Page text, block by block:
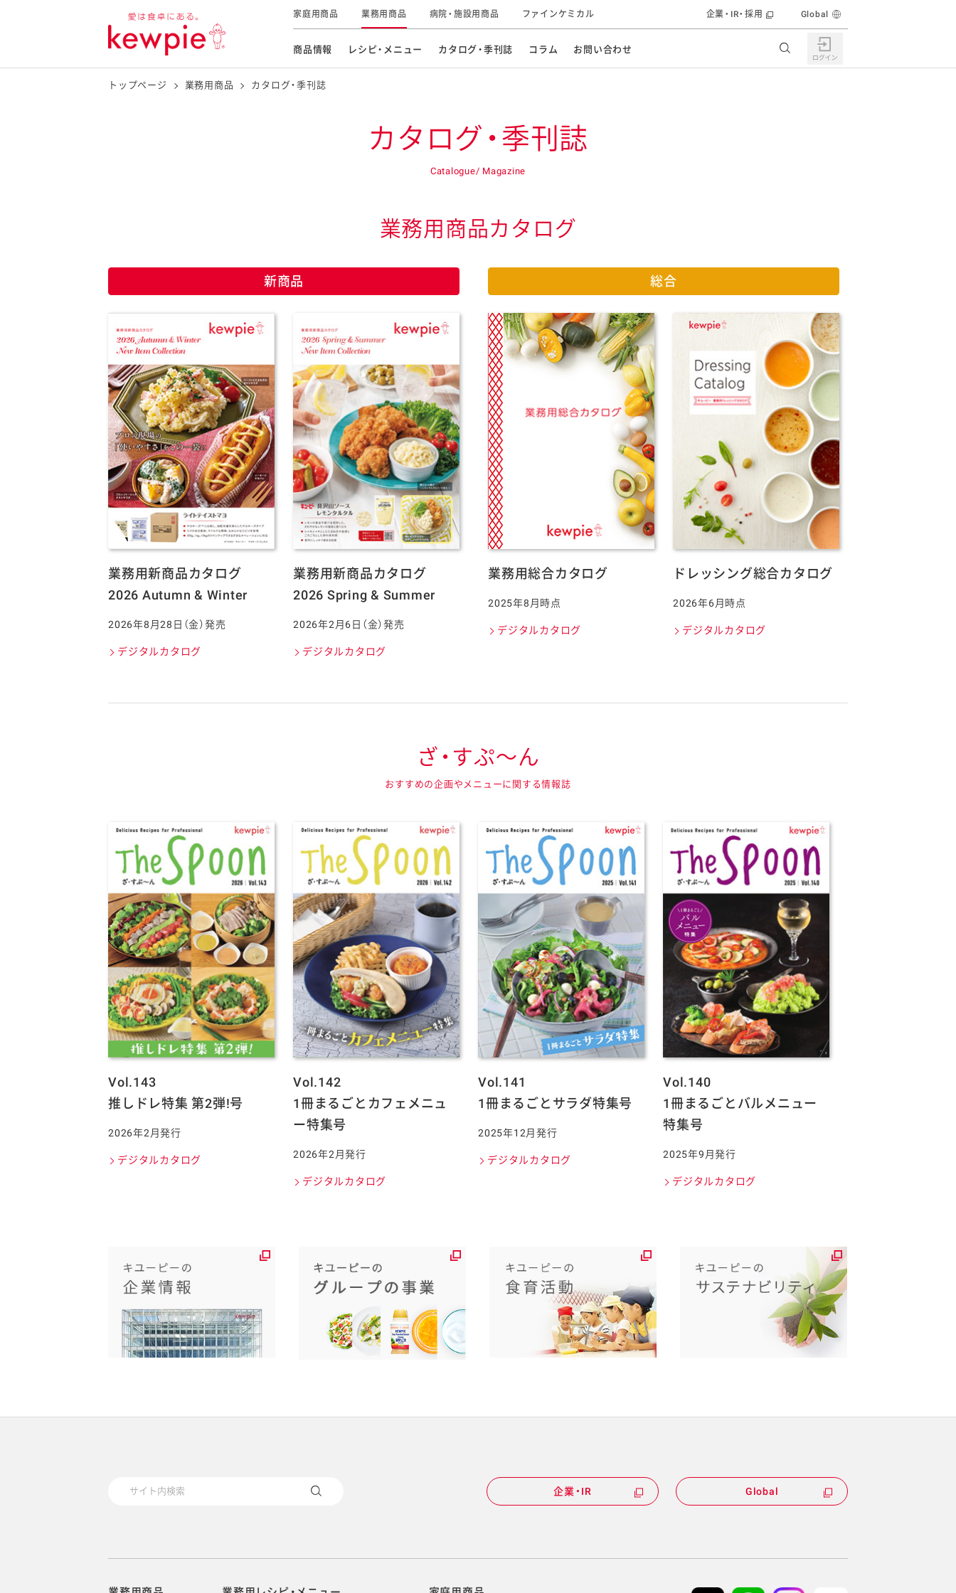
商品情報
おすすめ特集 商品紹介動画一覧
レシピ・メニュー
麺類 ドリンク
カタログ・季刊誌 コラム お問い合わせ
家庭用商品 業務用商品 病院・施設用商品 ファインケミカル 企業・IR・採用
サステナビリティ 研究開発 株主・投資家の皆様へ
採用情報
Global
カタログ・季刊誌
Catalogue/ Magazine
業務用商品カタログ
新商品
業務用新商品カタログ
2026 Autumn & Winter
2026年8月28日（金）発売
デジタルカタログ
業務用新商品カタログ
2026 Spring & Summer
2026年2月6日（金）発売
デジタルカタログ
総合
業務用総合カタログ
2025年8月時点
デジタルカタログ
ドレッシング総合カタログ
2026年6月時点
デジタルカタログ
ざ・すぷ〜ん
おすすめの企画やメニューに関する情報誌
Vol.143
推しドレ特集 第2弾!号
2026年2月発行
デジタルカタログ
Vol.142
1冊まるごとカフェメニュ
ー特集号
2026年2月発行
デジタルカタログ
Vol.141
1冊まるごとサラダ特集号
2025年12月発行
デジタルカタログ
Vol.140
1冊まるごとバルメニュー
特集号
2025年9月発行
デジタルカタログ
トップページ 業務用商品 カタログ・季刊誌
企業・IR Global